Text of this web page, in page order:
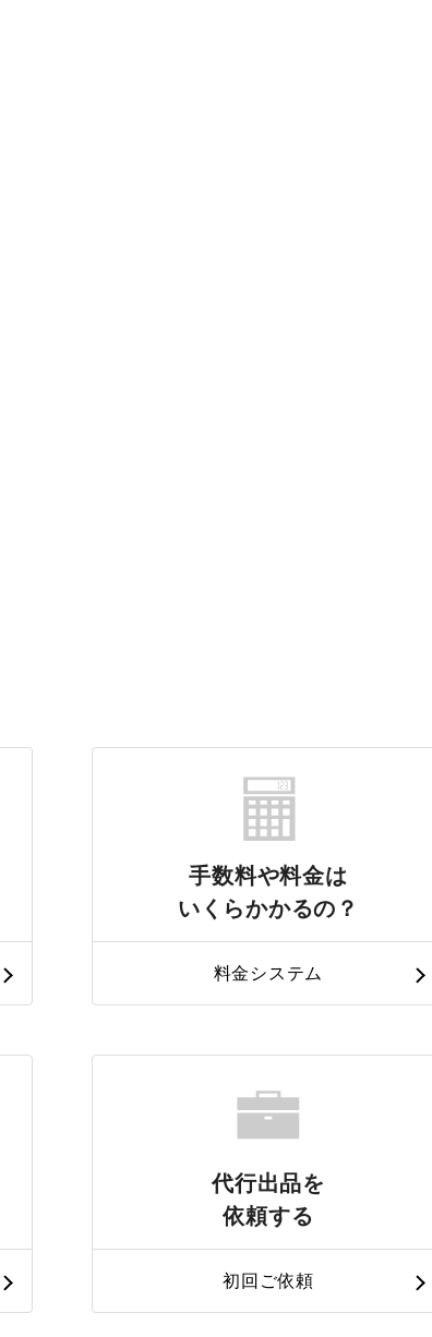
手数料や料金は
いくらかかるの？
料金システム
代行出品を
依頼する
初回ご依頼